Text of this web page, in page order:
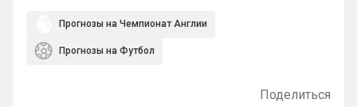
Прогнозы на Чемпионат Англии
Прогнозы на Футбол
Поделиться